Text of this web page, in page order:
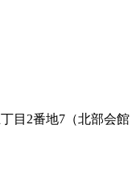
目2番地7（北部会館